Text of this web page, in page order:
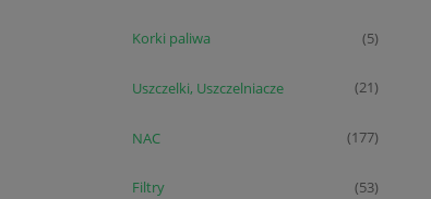
Korki paliwa (5)
Uszczelki, Uszczelniacze (21)
NAC (177)
Filtry (53)